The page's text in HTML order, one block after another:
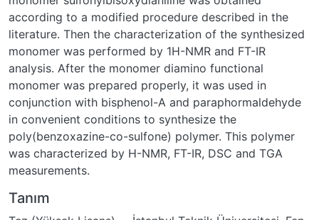
according to a modified procedure described in the
literature. Then the characterization of the synthesized
monomer was performed by 1H-NMR and FT-IR
analysis. After the monomer diamino functional
monomer was prepared properly, it was used in
conjunction with bisphenol-A and paraphormaldehyde
in convenient conditions to synthesize the
poly(benzoxazine-co-sulfone) polymer. This polymer
was characterized by H-NMR, FT-IR, DSC and TGA
measurements.
Tanım